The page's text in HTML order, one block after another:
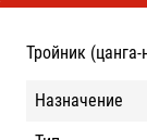
Тройник
Назначение